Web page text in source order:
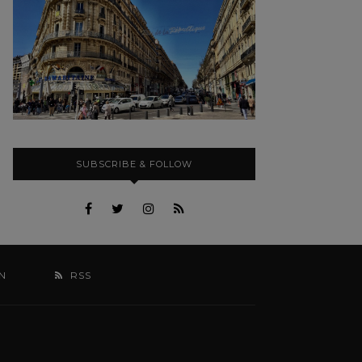
SUBSCRIBE & FOLLOW
RSS